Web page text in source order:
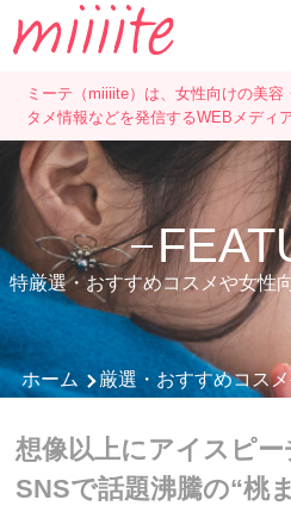
ミーテ（miiiite）は、女性向けの美
タメ情報などを発信するWEBメディ
特厳選・おすすめコスメや女性
ホーム 厳選・おすすめコス
想像以上にアイスピ
SNSで話題沸騰の“桃